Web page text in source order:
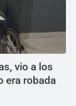
vio a los
era robada